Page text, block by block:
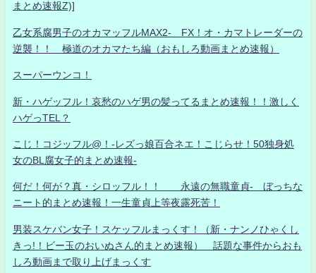
まとめ速報Z)]
乙女系腐男子のオカマッフルMAX2- FX！オ・カマトレーダーの
逆襲！！ 極道のオカマたち編（おもしろ動画まとめ速報）
スーパーウンコ！
新・ハゲッフル！哀愁のハゲ男の髪ってるまとめ速報！！激しく
ハゲっTEL？
こじ！コジッフル@！-レズっ娘百合ネエ！こじらせ！50独身処
女のBL腐女子的まとめ速報-
何だ！何が？真・シロッフル！！ 永遠の無職童貞- ぼっちな
ニート的まとめ速報！一生童貞上等夜露死苦！
男装スケバン女子！スケッフルまっくす！（新・ナンノひゃくし
きっ!！ビー玉のおいぬさん的まとめ速報） 話題な事件からおも
しろ動画まで取り上げまっくす